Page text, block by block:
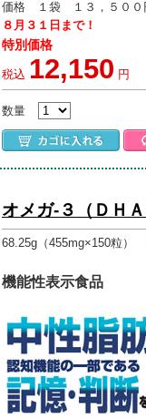
価格 １袋 １３，５００
８月３１日まで！
特別価格
税込 12,150 円
数量
オメガ-３（ＤＨＡ
68.25g（455mg×150粒）
機能性表示食品